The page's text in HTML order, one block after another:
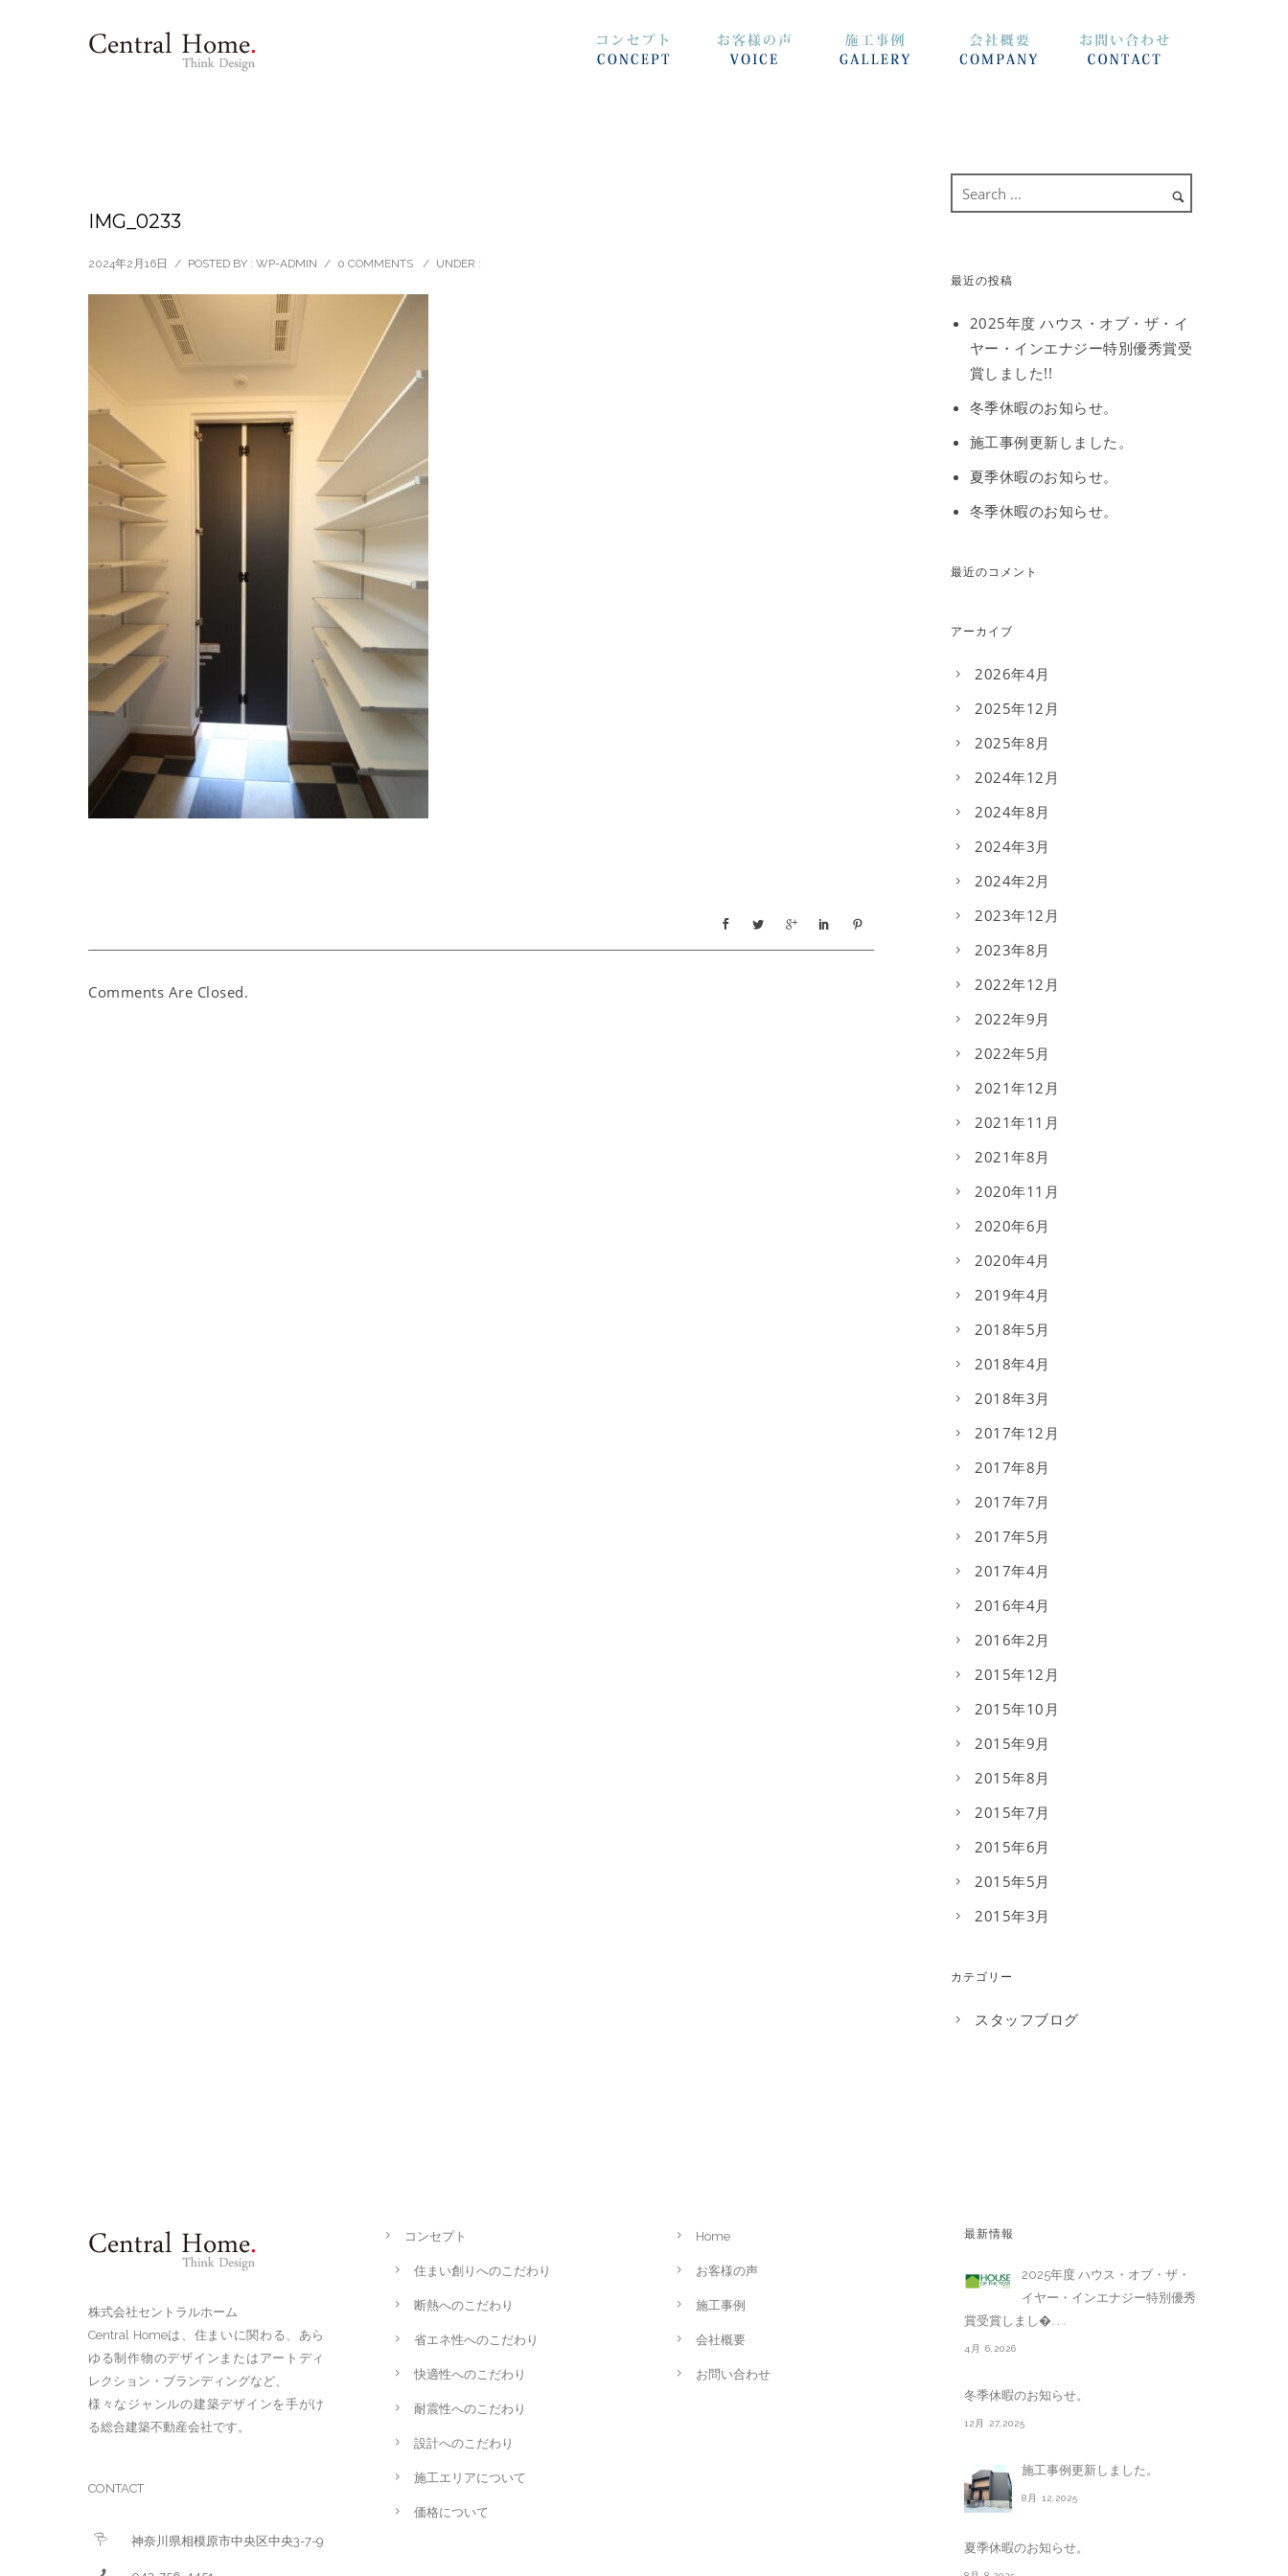
IMG_0233
2024年2月16日 / POSTED BY : WP-ADMIN / 0 COMMENTS / UNDER :
Comments Are Closed.
最近の投稿
2025年度 ハウス・オブ・ザ・イ
ヤー・インエナジー特別優秀賞受
賞しました!!
冬季休暇のお知らせ。
施工事例更新しました。
夏季休暇のお知らせ。
冬季休暇のお知らせ。
最近のコメント
アーカイブ
2026年4月
2025年12月
2025年8月
2024年12月
2024年8月
2024年3月
2024年2月
2023年12月
2023年8月
2022年12月
2022年9月
2022年5月
2021年12月
2021年11月
2021年8月
2020年11月
2020年6月
2020年4月
2019年4月
2018年5月
2018年4月
2018年3月
2017年12月
2017年8月
2017年7月
2017年5月
2017年4月
2016年4月
2016年2月
2015年12月
2015年10月
2015年9月
2015年8月
2015年7月
2015年6月
2015年5月
2015年3月
カテゴリー
スタッフブログ
株式会社セントラルホーム
Central Homeは、住まいに関わる、あら
ゆる制作物のデザインまたはアートディ
レクション・ブランディングなど、
様々なジャンルの建築デザインを手がけ
る総合建築不動産会社です。
CONTACT
神奈川県相模原市中央区中央3-7-9
コンセプト
住まい創りへのこだわり
断熱へのこだわり
省エネ性へのこだわり
快適性へのこだわり
耐震性へのこだわり
設計へのこだわり
施工エリアについて
価格について
Home
お客様の声
施工事例
会社概要
お問い合わせ
最新情報
2025年度 ハウス・オブ・ザ・
イヤー・インエナジー特別優秀
賞受賞しまし�. . .
4月 6,2026
冬季休暇のお知らせ。
12月 27,2025
施工事例更新しました。
8月 12,2025
夏季休暇のお知らせ。